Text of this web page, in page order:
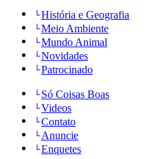
História e Geografia
Meio Ambiente
Mundo Animal
Novidades
Patrocinado
Só Coisas Boas
Videos
Contato
Anuncie
Enquetes